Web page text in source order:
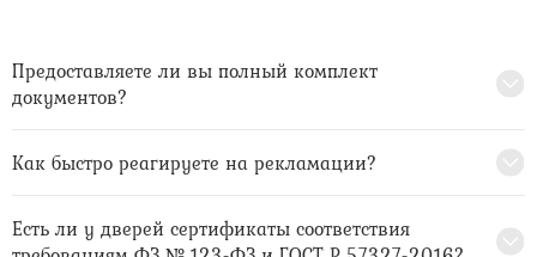
Предоставляете ли вы полный комплект
документов?
Как быстро реагируете на рекламации?
Есть ли у дверей сертификаты соответствия